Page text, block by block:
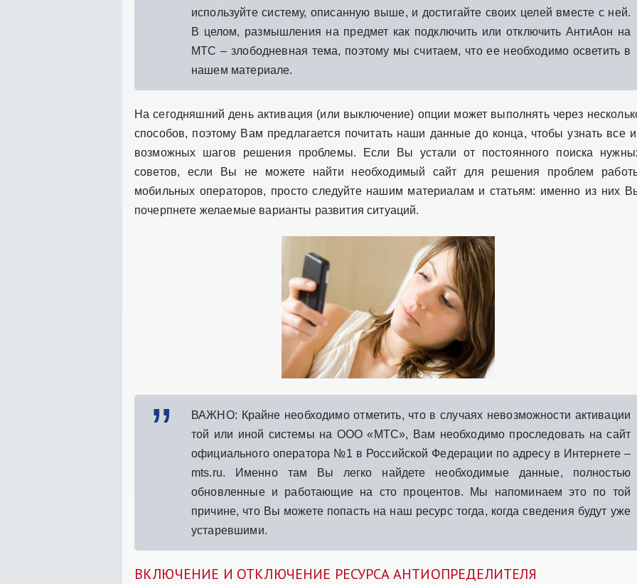
используйте систему, описанную выше, и достигайте своих целей вместе с ней.
В целом, размышления на предмет как подключить или отключить АнтиАон на
МТС – злободневная тема, поэтому мы считаем, что ее необходимо осветить в
нашем материале.
На сегодняшний день активация (или выключение) опции может выполнять через
способов, поэтому Вам предлагается почитать наши данные до конца, чтобы узнать все
возможных шагов решения проблемы. Если Вы устали от постоянного поиска
советов, если Вы не можете найти необходимый сайт для решения проблем
мобильных операторов, просто следуйте нашим материалам и статьям: именно из них
почерпнете желаемые варианты развития ситуаций.
ВАЖНО: Крайне необходимо отметить, что в случаях невозможности активации
той или иной системы на ООО «МТС», Вам необходимо проследовать на сайт
официального оператора №1 в Российской Федерации по адресу в Интернете –
mts.ru. Именно там Вы легко найдете необходимые данные, полностью
обновленные и работающие на сто процентов. Мы напоминаем это по той
причине, что Вы можете попасть на наш ресурс тогда, когда сведения будут уже
устаревшими.
ВКЛЮЧЕНИЕ И ОТКЛЮЧЕНИЕ РЕСУРСА АНТИОПРЕДЕЛИТЕЛЯ